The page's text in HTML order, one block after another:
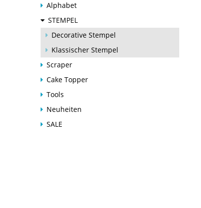
Alphabet
STEMPEL
Decorative Stempel
Klassischer Stempel
Scraper
Cake Topper
Tools
Neuheiten
SALE